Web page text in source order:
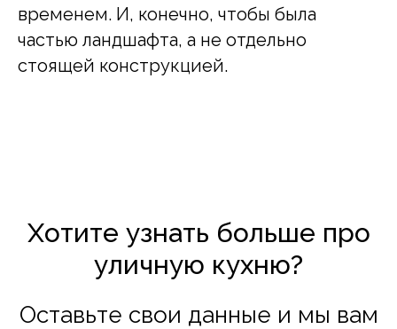
временем. И, конечно, чтобы была
частью ландшафта, а не отдельно
стоящей конструкцией.
Хотите узнать больше про
уличную кухню?
Оставьте свои данные и мы вам